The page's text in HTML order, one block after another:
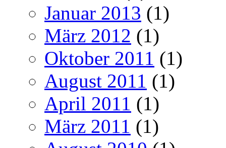
Januar 2013 (1)
März 2012 (1)
Oktober 2011 (1)
August 2011 (1)
April 2011 (1)
März 2011 (1)